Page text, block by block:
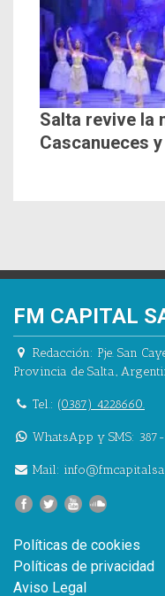
Salta revive la
Cascanueces
FM CAPITAL
Redacción: Pje. San
Provincia de Salta.,
Tel.: (0387) 4228660.
WhatsApp y SMS:
Mail:
Políticas de cookies
Políticas de privacidad
Aviso Legal